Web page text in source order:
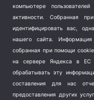
Туризм (178)
Флот (76)
Школа и спорт (2)
Экология (8)
Экономика (1172)
компьютере
активности.
Собранная
идентифицировать вас,
нашего сайта.
собранная при помощи
на сервере Яндекса в ЕС
обрабатывать эту
составления для нас
предоставления других